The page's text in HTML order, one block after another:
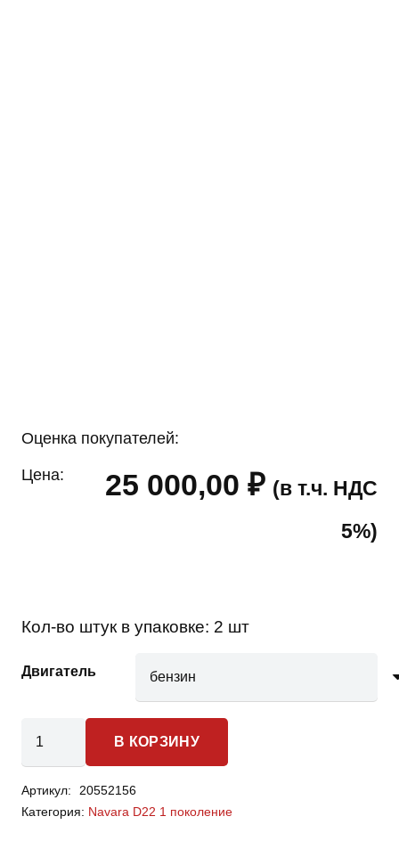
Оценка покупателей:
Цена: 25 000,00 ₽ (в т.ч. НДС
5%)
Кол-во штук в упаковке: 2 шт
Двигатель
товара
Navara
D22
В КОРЗИНУ
Артикул:
20552156
Категория: Navara D22 1 поколение